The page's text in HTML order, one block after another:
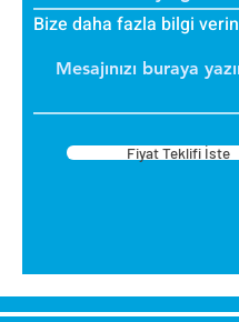
Bize daha fazla bilgi verin
Fiyat Teklifi İste